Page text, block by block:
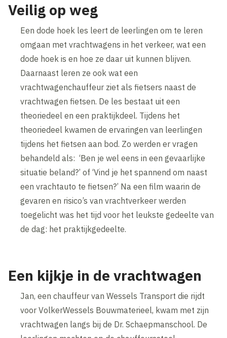
Veilig op weg
Een dode hoek les leert de leerlingen om te leren
omgaan met vrachtwagens in het verkeer, wat een
dode hoek is en hoe ze daar uit kunnen blijven.
Daarnaast leren ze ook wat een
vrachtwagenchauffeur ziet als fietsers naast de
vrachtwagen fietsen. De les bestaat uit een
theoriedeel en een praktijkdeel. Tijdens het
theoriedeel kwamen de ervaringen van leerlingen
tijdens het fietsen aan bod. Zo werden er vragen
behandeld als: ‘Ben je wel eens in een gevaarlijke
situatie beland?’ of ‘Vind je het spannend om naast
een vrachtauto te fietsen?’ Na een film waarin de
gevaren en risico’s van vrachtverkeer werden
toegelicht was het tijd voor het leukste gedeelte van
de dag: het praktijkgedeelte.
Een kijkje in de vrachtwagen
Jan, een chauffeur van Wessels Transport die rijdt
voor VolkerWessels Bouwmaterieel, kwam met zijn
vrachtwagen langs bij de Dr. Schaepmanschool. De